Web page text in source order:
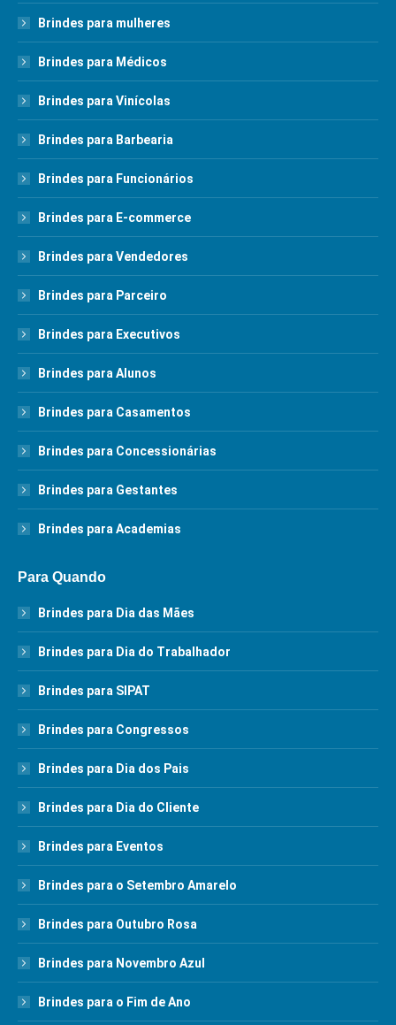
Brindes para mulheres
Brindes para Médicos
Brindes para Vinícolas
Brindes para Barbearia
Brindes para Funcionários
Brindes para E-commerce
Brindes para Vendedores
Brindes para Parceiro
Brindes para Executivos
Brindes para Alunos
Brindes para Casamentos
Brindes para Concessionárias
Brindes para Gestantes
Brindes para Academias
Para Quando
Brindes para Dia das Mães
Brindes para Dia do Trabalhador
Brindes para SIPAT
Brindes para Congressos
Brindes para Dia dos Pais
Brindes para Dia do Cliente
Brindes para Eventos
Brindes para o Setembro Amarelo
Brindes para Outubro Rosa
Brindes para Novembro Azul
Brindes para o Fim de Ano